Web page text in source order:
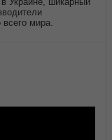
мира.